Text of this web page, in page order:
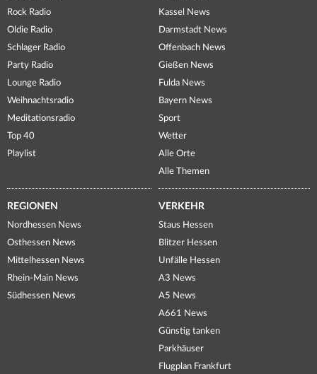
Rock Radio
Oldie Radio
Schlager Radio
Party Radio
Lounge Radio
Weihnachtsradio
Meditationsradio
Top 40
Playlist
Kassel News
Darmstadt News
Offenbach News
Gießen News
Fulda News
Bayern News
Sport
Wetter
Alle Orte
Alle Themen
REGIONEN
Nordhessen News
Osthessen News
Mittelhessen News
Rhein-Main News
Südhessen News
VERKEHR
Staus Hessen
Blitzer Hessen
Unfälle Hessen
A3 News
A5 News
A661 News
Günstig tanken
Parkhäuser
Flugplan Frankfurt